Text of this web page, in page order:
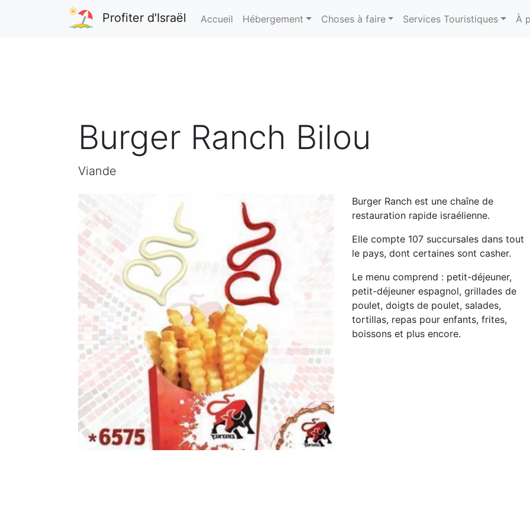
Profiter d'Israël Accueil Hébergement Choses à faire Services Touristiques À
Burger Ranch Bilou
Viande
Burger Ranch est une chaîne de
restauration rapide israélienne.
Elle compte 107 succursales dans tout
le pays, dont certaines sont casher.
Le menu comprend : petit-déjeuner,
petit-déjeuner espagnol, grillades de
poulet, doigts de poulet, salades,
tortillas, repas pour enfants, frites,
boissons et plus encore.